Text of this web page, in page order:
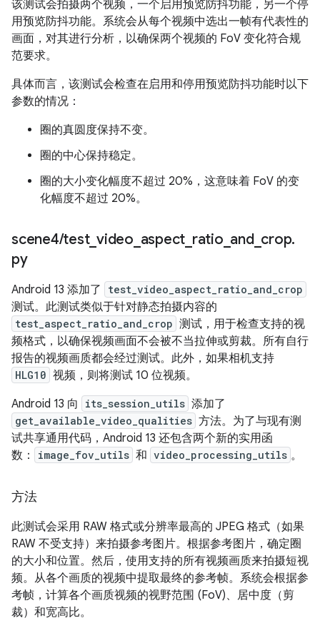
该测试会拍摄两个视频，一个启用预览防抖功能，另一个停
用预览防抖功能。系统会从每个视频中选出一帧有代表性的
画面，对其进行分析，以确保两个视频的 FoV 变化符合规
范要求。
具体而言，该测试会检查在启用和停用预览防抖功能时以下
参数的情况：
圈的真圆度保持不变。
圈的中心保持稳定。
圈的大小变化幅度不超过 20%，这意味着 FoV 的变
化幅度不超过 20%。
scene4/test_ video aspect ratio and_ crop.
py
Android 13 添加了 test_video_aspect_ratio_and_crop
测试。此测试类似于针对静态拍摄内容的
test_aspect_ratio_and_crop 测试，用于检查支持的视
频格式，以确保视频画面不会被不当拉伸或剪裁。所有自行
报告的视频画质都会经过测试。此外，如果相机支持
HLG10 视频，则将测试 10 位视频。
Android 13 向
its_session_utils 添加了
get_available_video_qualities 方法。为了与现有测
试共享通用代码，Android 13 还包含两个新的实用函
数：
image_fov_utils 和 video_processing_utils 。
方法
此测试会采用 RAW 格式或分辨率最高的 JPEG 格式（如果
RAW 不受支持）来拍摄参考图片。根据参考图片，确定圈
的大小和位置。然后，使用支持的所有视频画质来拍摄短视
频。从各个画质的视频中提取最终的参考帧。系统会根据参
考帧，计算各个画质视频的视野范围 (FoV)、居中度（剪
裁）和宽高比。